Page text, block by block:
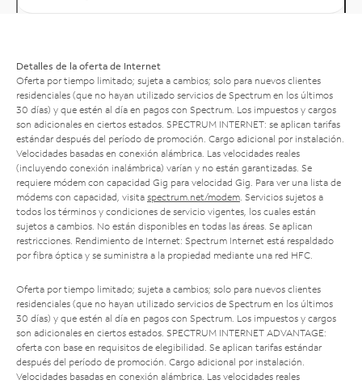
Detalles de la oferta de Internet
Oferta por tiempo limitado; sujeta a cambios; solo para nuevos clientes
residenciales (que no hayan utilizado servicios de Spectrum en los últimos
30 días) y que estén al día en pagos con Spectrum. Los impuestos y cargos
son adicionales en ciertos estados. SPECTRUM INTERNET: se aplican tarifas
estándar después del período de promoción. Cargo adicional por instalación.
Velocidades basadas en conexión alámbrica. Las velocidades reales
(incluyendo conexión inalámbrica) varían y no están garantizadas. Se
requiere módem con capacidad Gig para velocidad Gig. Para ver una lista de
módems con capacidad, visita spectrum.net/modem . Servicios sujetos a
todos los términos y condiciones de servicio vigentes, los cuales están
sujetos a cambios. No están disponibles en todas las áreas. Se aplican
restricciones. Rendimiento de Internet: Spectrum Internet está respaldado
por fibra óptica y se suministra a la propiedad mediante una red HFC.
Oferta por tiempo limitado; sujeta a cambios; solo para nuevos clientes
residenciales (que no hayan utilizado servicios de Spectrum en los últimos
30 días) y que estén al día en pagos con Spectrum. Los impuestos y cargos
son adicionales en ciertos estados. SPECTRUM INTERNET ADVANTAGE:
oferta con base en requisitos de elegibilidad. Se aplican tarifas estándar
después del período de promoción. Cargo adicional por instalación.
Velocidades basadas en conexión alámbrica. Las velocidades reales